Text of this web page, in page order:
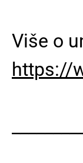
Više o
https://